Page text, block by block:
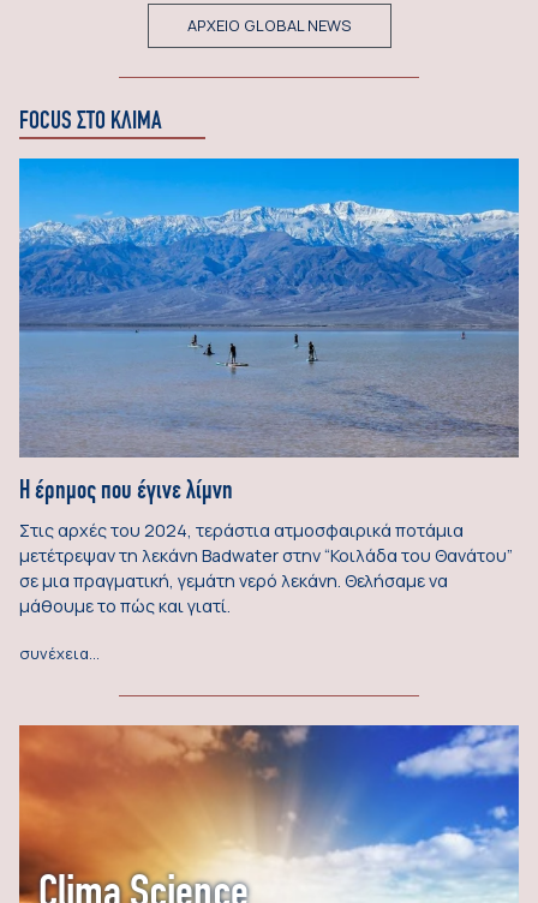
ΑΡΧΕΙΟ GLOBAL NEWS
FOCUS ΣΤΟ ΚΛΙΜΑ
Η έρημος που έγινε λίμνη
Στις αρχές του 2024, τεράστια ατμοσφαιρικά ποτάμια
μετέτρεψαν τη λεκάνη Badwater στην “Κοιλάδα του Θανάτου”
σε μια πραγματική, γεμάτη νερό λεκάνη. Θελήσαμε να
μάθουμε το πώς και γιατί.
συνέχεια…